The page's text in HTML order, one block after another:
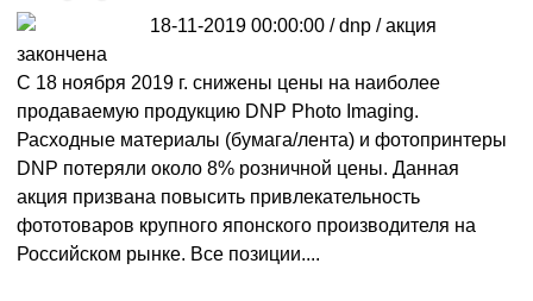
18-11-2019 00:00:00 / dnp /акция
закончена
С 18 ноября 2019 г. снижены цены на наиболее
продаваемую продукцию DNP Photo Imaging.
Расходные материалы (бумага/лента) и фотопринтеры
DNP потеряли около 8% розничной цены. Данная
акция призвана повысить привлекательность
фототоваров крупного японского производителя на
Российском рынке. Все позиции....